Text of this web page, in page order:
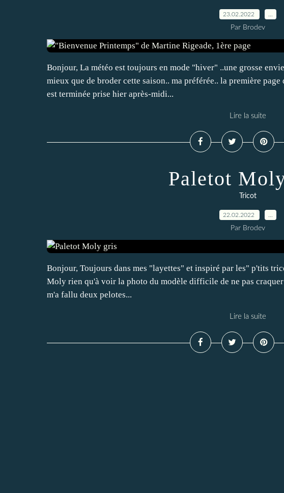
23.02.2022
Par Brodev
Bonjour, La météo est toujours en mode "hiver" ..une grosse
mieux que de broder cette saison.. ma préférée.. la première
est terminée prise hier après-midi...
Lire la suite
Paletot
Tricot
22.02.2022
Par Brodev
Bonjour, Toujours dans mes "layettes" et inspiré par les" p'tits
Moly rien qu'à voir la photo du modèle difficile de ne pas
m'a fallu deux pelotes...
Lire la suite